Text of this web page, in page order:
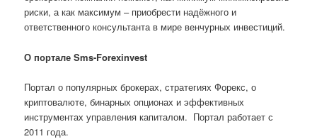
риски, а как максимум – приобрести надёжного и
ответственного консультанта в мире венчурных инвестиций.
О портале Sms-Forexinvest
Портал о популярных брокерах, стратегиях Форекс, о
криптовалюте, бинарных опционах и эффективных
инструментах управления капиталом. Портал работает с
2011 года.